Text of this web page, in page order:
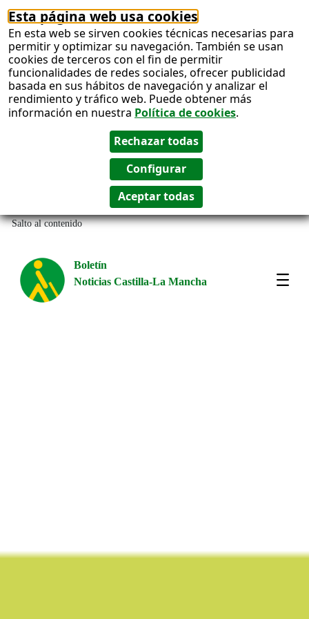
Esta página web usa cookies
En esta web se sirven cookies técnicas necesarias para
permitir y optimizar su navegación. También se usan
cookies de terceros con el fin de permitir
funcionalidades de redes sociales, ofrecer publicidad
basada en sus hábitos de navegación y analizar el
rendimiento y tráfico web. Puede obtener más
información en nuestra Política de cookies.
Salto al contenido
Boletín
Noticias Castilla-La Mancha